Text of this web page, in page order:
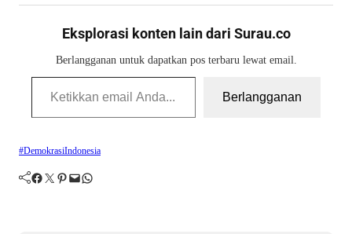
Eksplorasi konten lain dari Surau.co
Berlangganan untuk dapatkan pos terbaru lewat email.
Ketikkan email Anda...
Berlangganan
#DemokrasiIndonesia
Facebook Twitter Pinterest Mail WhatsApp